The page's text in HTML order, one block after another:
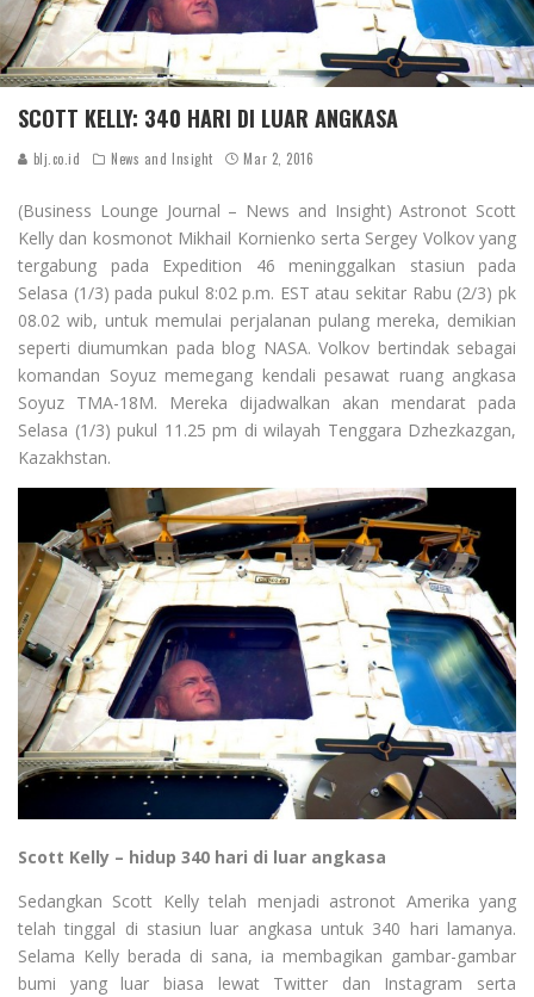
SCOTT KELLY: 340 HARI DI LUAR ANGKASA
blj.co.id News and Insight Mar 2, 2016
(Business Lounge Journal – News and Insight)Astronot Scott
Kelly dan kosmonot Mikhail Kornienko serta Sergey Volkovyang
tergabung pada Expedition 46 meninggalkan stasiun pada
Selasa (1/3) pada pukul 8:02 p.m. EST atau sekitar Rabu (2/3) pk
08.02 wib, untuk memulai perjalanan pulang mereka, demikian
seperti diumumkan pada blog NASA. Volkov bertindak sebagai
komandan Soyuz memegang kendali pesawat ruang angkasa
Soyuz TMA-18M. Mereka dijadwalkan akan mendarat pada
Selasa (1/3) pukul 11.25 pm di wilayah Tenggara Dzhezkazgan,
Kazakhstan.
Scott Kelly – hidup 340 hari di luar angkasa
Sedangkan Scott Kellytelah menjadi astronot Amerika yang
telah tinggal di stasiun luar angkasa untuk 340 hari lamanya.
Selama Kelly berada di sana, ia membagikan gambar-gambar
bumi yang luar biasa lewat Twitter dan Instagram serta